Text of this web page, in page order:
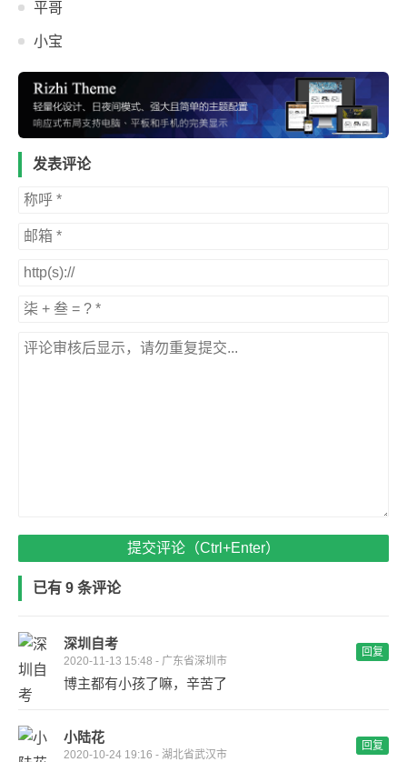
平哥
小宝
发表评论
提交评论（Ctrl+Enter）
已有 9 条评论
深圳自考
2020-11-13 15:48 - 广东省深圳市
回复
博主都有小孩了嘛，辛苦了
小陆花
2020-10-24 19:16 - 湖北省武汉市
回复